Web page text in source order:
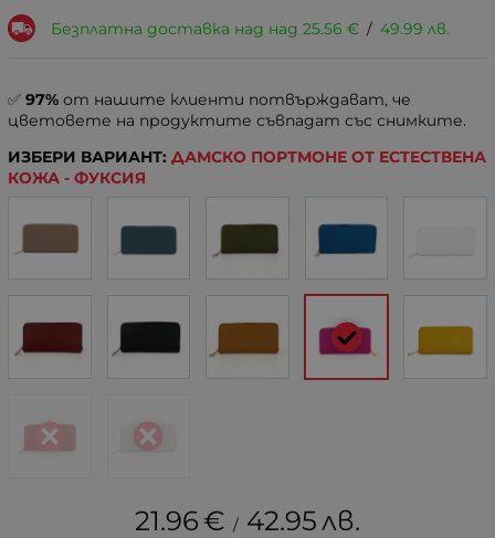
Безплатна доставка над над 25.56 € / 49.99 лв.
✅ 97% от нашите клиенти потвърждават, че
цветовете на продуктите съвпадат със снимките.
ИЗБЕРИ ВАРИАНТ: ДАМСКО ПОРТМОНЕ ОТ ЕСТЕСТВЕНА
КОЖА - ФУКСИЯ
21.96€ / 42.95 лв.